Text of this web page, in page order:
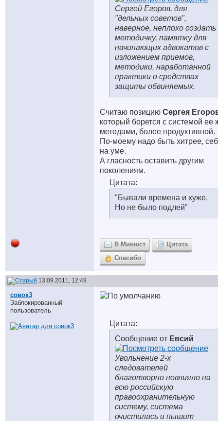
Сергей Егоров, для
"дельных советов",
наверное, неплохо создать
методичку, памятку для
начинающих адвокатов с
изложением приемов,
методики, наработанной
практики о средствах
защиты обвиняемых.
Считаю позицию Сергея
который борется с системой ее
методами, более продуктивной.
По-моему надо быть хитрее,
на уме.
А гласность оставить другим
поколениям.
Цитата:
"Бывали времена и хуже,
Но не было подлей"
В Минюст
Цитата
Спасибо
13.09.2011, 12:49
совок3
Заблокированный
пользователь
Цитата:
Сообщение от Евсий
Увольнение 2-х
следователей
благотворно повлияло на
всю российскую
правоохранительную
систему, система
очистилась и пышит